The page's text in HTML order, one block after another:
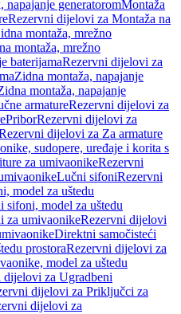
generatoromMontaža
Rezervni dijelovi za Montaža na
montaža, mrežno
montaža, mrežno
baterijamaRezervni dijelovi za
Zidna montaža, napajanje
montaža, napajanje
armatureRezervni dijelovi za
PriborRezervni dijelovi za
dijelovi za Za armature
sudopere, uređaje i korita s
za umivaonikeRezervni
Lučni sifoniRezervni
model za uštedu
model za uštedu
za umivaonikeRezervni dijelovi
Direktni samočisteći
prostoraRezervni dijelovi za
model za uštedu
dijelovi za Ugradbeni
dijelovi za Priključci za
dijelovi za